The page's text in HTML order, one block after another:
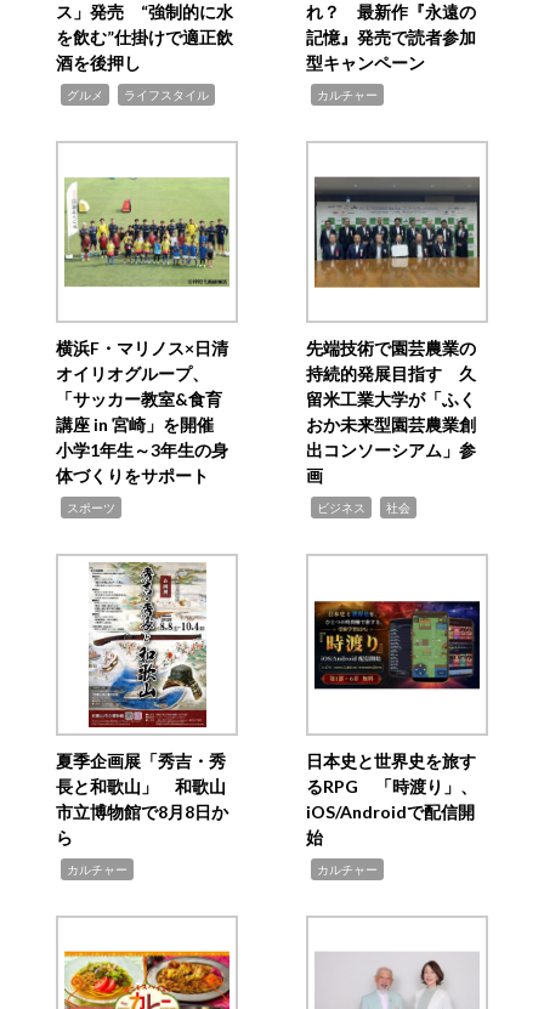
ス」発売 “強制的に水
を飲む”仕掛けで適正飲
酒を後押し
グルメ ライフスタイル
れ？ 最新作『永遠の
記憶』発売で読者参加
型キャンペーン
カルチャー
横浜F・マリノス×日清
オイリオグループ、
「サッカー教室&食育
講座 in 宮崎」を開催
小学1年生～3年生の身
体づくりをサポート
スポーツ
先端技術で園芸農業の
持続的発展目指す 久
留米工業大学が「ふく
おか未来型園芸農業創
出コンソーシアム」参
画
ビジネス 社会
夏季企画展「秀吉・秀
長と和歌山」 和歌山
市立博物館で8月8日か
ら
カルチャー
日本史と世界史を旅す
るRPG 「時渡り」、
iOS/Androidで配信開
始
カルチャー